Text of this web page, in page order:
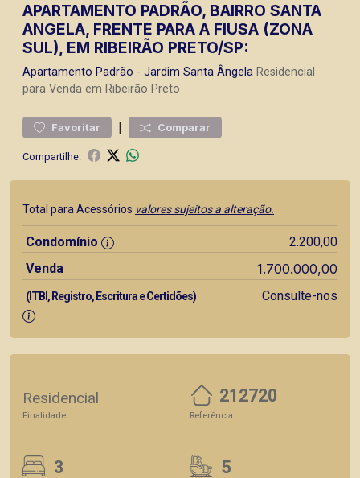
APARTAMENTO PADRÃO, BAIRRO SANTA
ANGELA, FRENTE PARA A FIUSA (ZONA
SUL), EM RIBEIRÃO PRETO/SP:
Apartamento Padrão - Jardim Santa Ângela Residencial
para Venda em Ribeirão Preto
Favoritar | Comparar
Compartilhe:
Total para Acessórios valores sujeitos a alteração.
Condomínio
2.200,00
Venda
1.700.000,00
(ITBI, Registro, Escritura e Certidões) Consulte-nos
Residencial
Finalidade
212720
Referência
3 5